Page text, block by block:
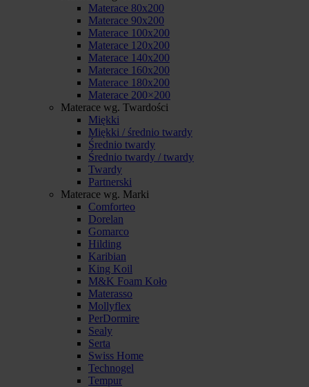
Materace 80x200
Materace 90x200
Materace 100x200
Materace 120x200
Materace 140x200
Materace 160x200
Materace 180x200
Materace 200×200
Materace wg. Twardości
Miękki
Miękki / średnio twardy
Średnio twardy
Średnio twardy / twardy
Twardy
Partnerski
Materace wg. Marki
Comforteo
Dorelan
Gomarco
Hilding
Karibian
King Koil
M&K Foam Koło
Materasso
Mollyflex
PerDormire
Sealy
Serta
Swiss Home
Technogel
Tempur